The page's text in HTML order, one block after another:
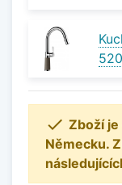
 Zboží
Německu.